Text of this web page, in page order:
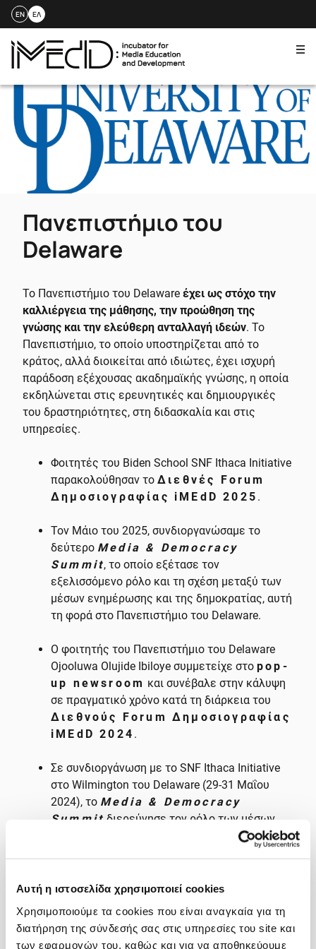
Αυτή η ιστοσελίδα χρησιμοποιεί cookies
Χρησιμοποιούμε τα cookies που είναι αναγκαία για τη
διατήρηση της σύνδεσής σας στις υπηρεσίες του site και
των εφαρμογών του, καθώς και για να αποθηκεύουμε
to
content
EN ΕΛ
Πανεπιστήμιο του
Delaware
Το Πανεπιστήμιο του Delaware έχει ως στόχο την
καλλιέργεια της μάθησης, την προώθηση της
γνώσης και την ελεύθερη ανταλλαγή ιδεών. Το
Πανεπιστήμιο, το οποίο υποστηρίζεται από το
κράτος, αλλά διοικείται από ιδιώτες, έχει ισχυρή
παράδοση εξέχουσας ακαδημαϊκής γνώσης, η οποία
εκδηλώνεται στις ερευνητικές και δημιουργικές
του δραστηριότητες, στη διδασκαλία και στις
υπηρεσίες.
Φοιτητές του Biden School SNF Ithaca Ιnitiative
παρακολούθησαν το Διεθνές Forum
Δημοσιογραφίας iMEdD 2025 .
Τον Μάιο του 2025, συνδιοργανώσαμε τo
δεύτερο Media & Democracy
Summit, το οποίο εξέτασε τον
εξελισσόμενο ρόλο και τη σχέση μεταξύ των
μέσων ενημέρωσης και της δημοκρατίας, αυτή
τη φορά στο Πανεπιστήμιο του Delaware.
Ο φοιτητής του Πανεπιστήμιο του Delaware
Ojooluwa Olujide Ibiloye συμμετείχε στο pop-
up newsroom και συνέβαλε στην κάλυψη
σε πραγματικό χρόνο κατά τη διάρκεια του
Διεθνούς Forum Δημοσιογραφίας
iMEdD 2024 .
Σε συνδιοργάνωση με το SNF Ithaca Initiative
στο Wilmington του Delaware (29-31 Μαΐου
2024), το Media & Democracy
Summit διερεύνησε τον ρόλο των μέσων
ενημέρωσης στη δημοκρατία, εστιάζοντας
Ινστιτούτου Biden στο Πανεπιστήμιο του
Delaware,
συζήτησε
με την Christiane